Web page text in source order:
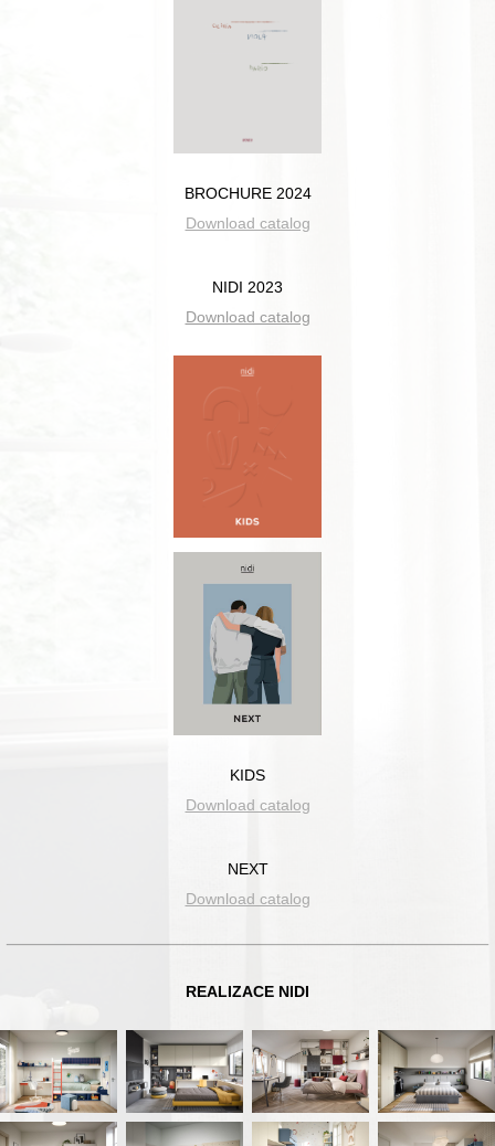
BROCHURE 2024
Download catalog
NIDI 2023
Download catalog
KIDS
Download catalog
NEXT
Download catalog
REALIZACE NIDI